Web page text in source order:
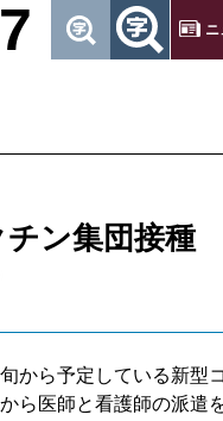
ニ
7
チン集団接種
から予定している新型
ら医師と看護師の派遣